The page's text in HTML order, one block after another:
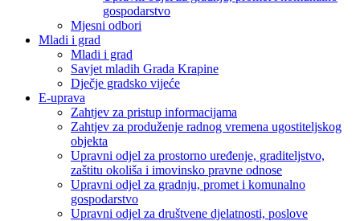
gospodarstvo
Mjesni odbori
Mladi i grad
Mladi i grad
Savjet mladih Grada Krapine
Dječje gradsko vijeće
E-uprava
Zahtjev za pristup informacijama
Zahtjev za produženje radnog vremena ugostiteljskog
objekta
Upravni odjel za prostorno uređenje, graditeljstvo,
zaštitu okoliša i imovinsko pravne odnose
Upravni odjel za gradnju, promet i komunalno
gospodarstvo
Upravni odjel za društvene djelatnosti, poslove